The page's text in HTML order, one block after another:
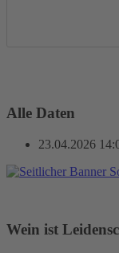
Alle Daten
23.04.2026
Wein ist